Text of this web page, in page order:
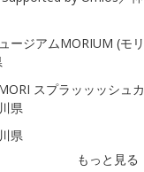
ージアムMORIUM (モリ
スプラッッッシュカ
県
県
もっと見る